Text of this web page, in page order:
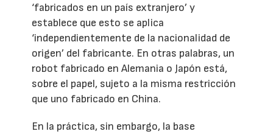
‘fabricados en un país extranjero’ y
establece que esto se aplica
‘independientemente de la nacionalidad de
origen’ del fabricante. En otras palabras, un
robot fabricado en Alemania o Japón está,
sobre el papel, sujeto a la misma restricción
que uno fabricado en China.
En la práctica, sin embargo, la base